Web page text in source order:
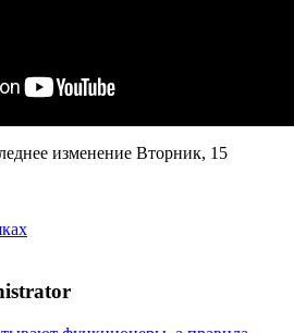
изменение Вторник, 15